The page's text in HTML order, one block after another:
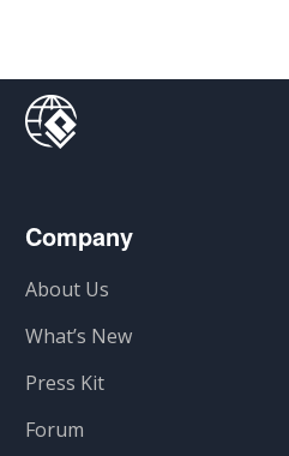
Company
About Us
What’s New
Press Kit
Forum